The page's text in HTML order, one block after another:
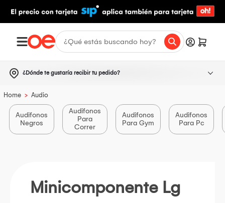
¿Dónde te gustaría recibir tu pedido?
Home > Audio
Audifonos
Negros
Audifonos
Para
Correr
Audifonos
Para Gym
Audifonos
Para Pc
Minicomponente Lg